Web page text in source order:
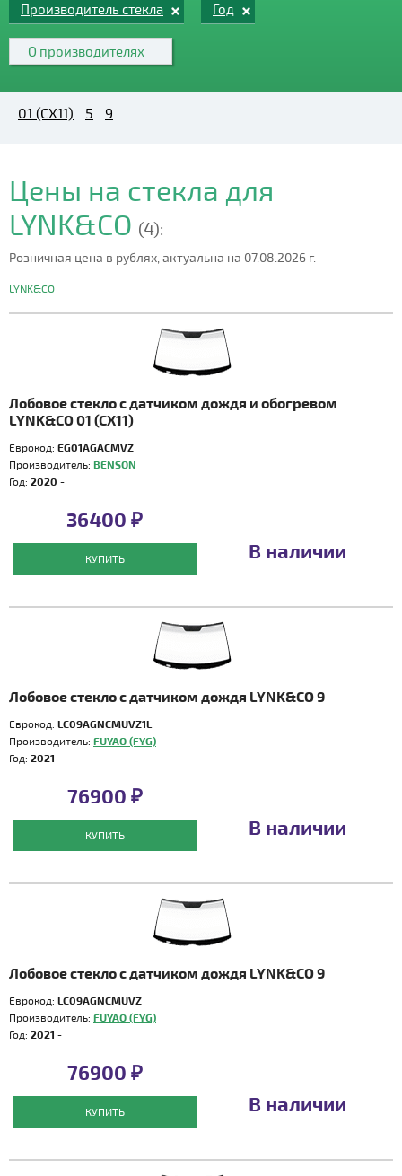
Производитель стекла Год
О производителях
01 (CX11) 5 9
Цены на стекла для
LYNK&CO (4):
Розничная цена в рублях, актуальна на 07.08.2026 г.
LYNK&CO
Лобовое стекло с датчиком дождя и обогревом
LYNK&CO 01 (CX11)
Еврокод: EG01AGACMVZ
Производитель: BENSON
Год: 2020 -
36400 ₽
КУПИТЬ В наличии
Лобовое стекло с датчиком дождя LYNK&CO 9
Еврокод: LC09AGNCMUVZ1L
Производитель: FUYAO (FYG)
Год: 2021 -
76900 ₽
КУПИТЬ В наличии
Лобовое стекло с датчиком дождя LYNK&CO 9
Еврокод: LC09AGNCMUVZ
Производитель: FUYAO (FYG)
Год: 2021 -
76900 ₽
КУПИТЬ В наличии